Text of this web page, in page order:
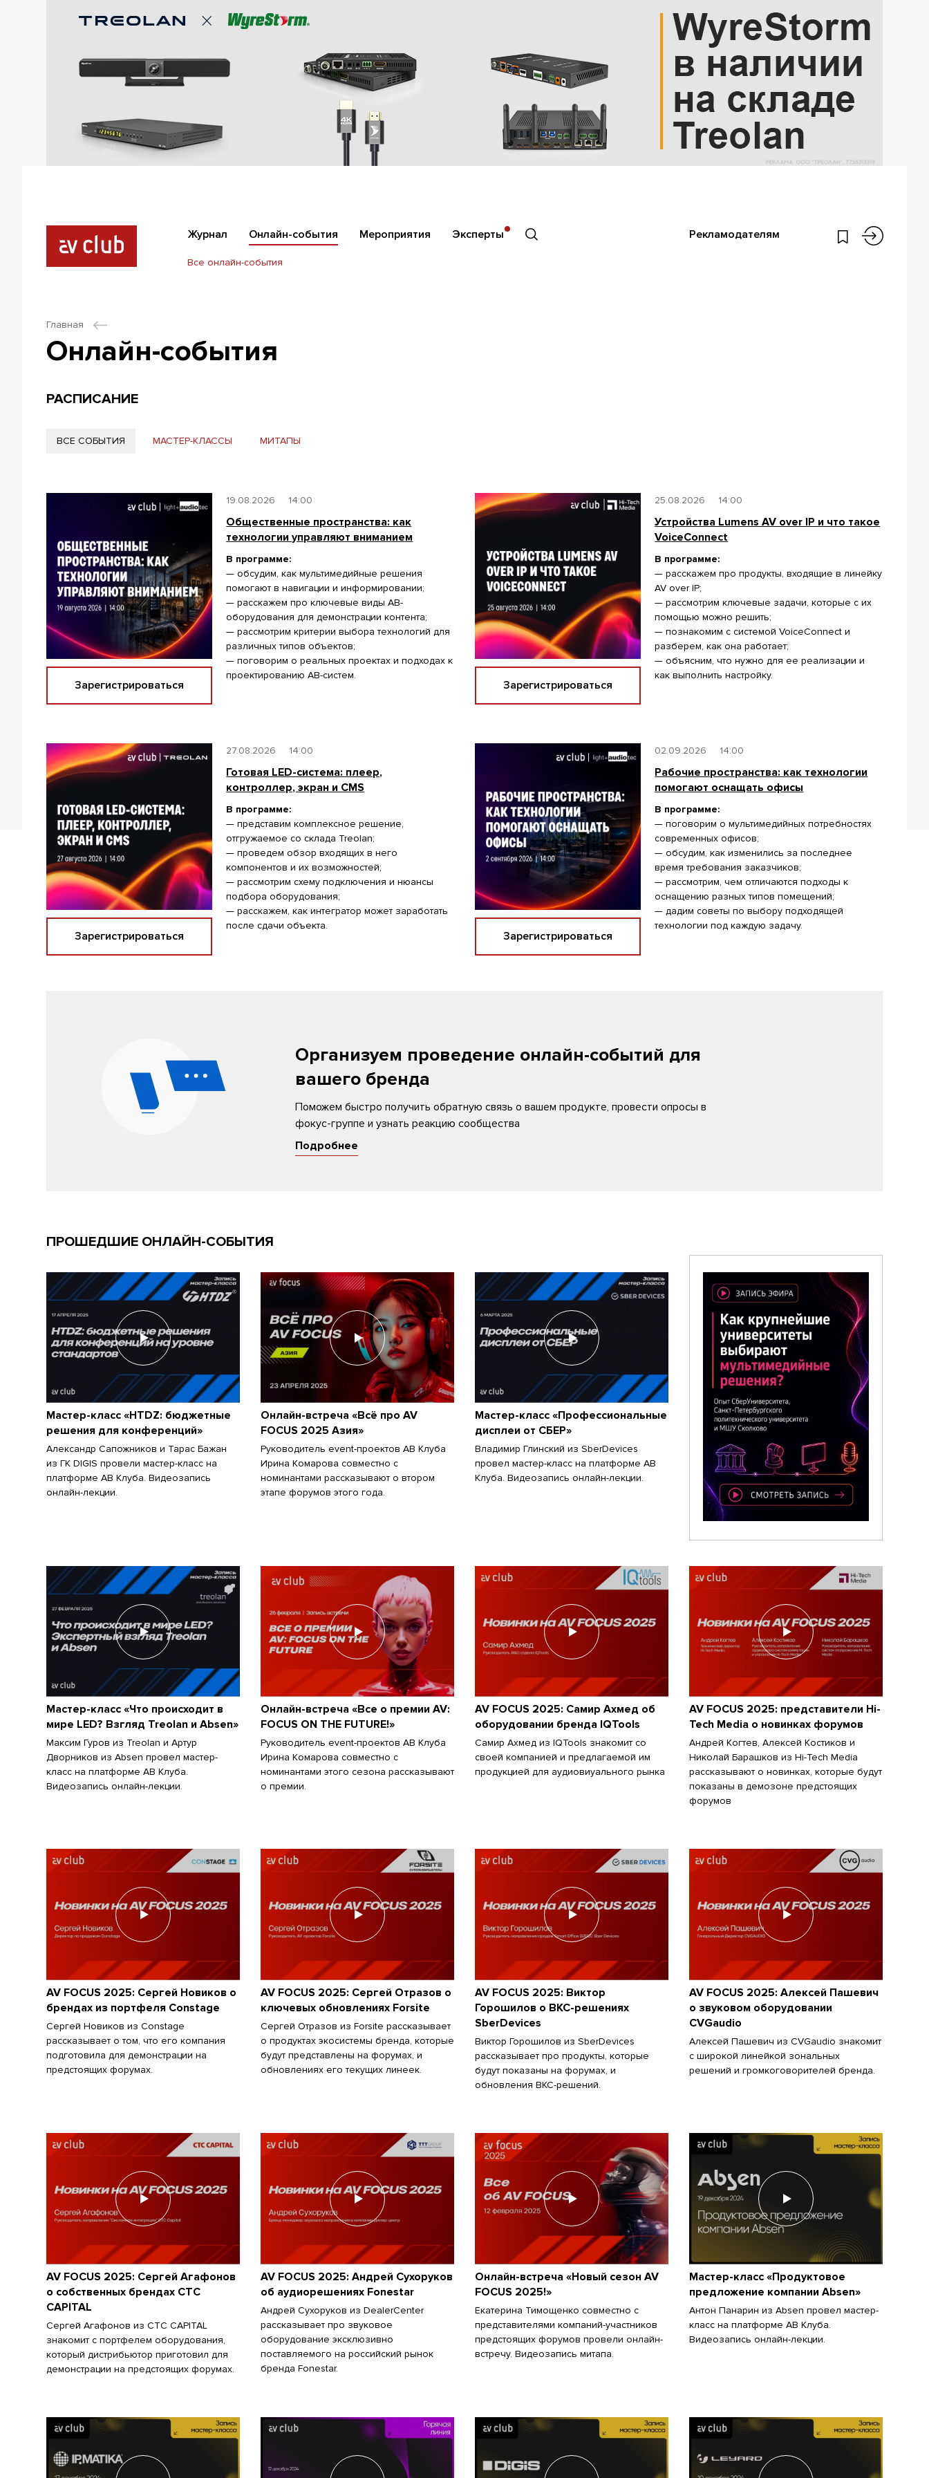
Журнал Онлайн-события Мероприятия Эксперты Рекламодателям
Все онлайн-события
Главная
Онлайн-события
РАСПИСАНИЕ
ВСЕ СОБЫТИЯ МАСТЕР-КЛАССЫ МИТАПЫ
Зарегистрироваться
19.08.2026 14:00
Общественные пространства: как
технологии управляют вниманием
В программе:
— обсудим, как мультимедийные решения
помогают в навигации и информировании;
— расскажем про ключевые виды АВ-
оборудования для демонстрации контента;
— рассмотрим критерии выбора технологий для
различных типов объектов;
— поговорим о реальных проектах и подходах к
проектированию АВ-систем.
Зарегистрироваться
25.08.2026 14:00
Устройства Lumens AV over IP и что такое
VoiceConnect
В программе:
— расскажем про продукты, входящие в линейку
AV over IP;
— рассмотрим ключевые задачи, которые с их
помощью можно решить;
— познакомим с системой VoiceConnect и
разберем, как она работает;
— объясним, что нужно для ее реализации и
как выполнить настройку.
Зарегистрироваться
27.08.2026 14:00
Готовая LED-система: плеер,
контроллер, экран и CMS
В программе:
— представим комплексное решение,
отгружаемое со склада Treolan;
— проведем обзор входящих в него
компонентов и их возможностей;
— рассмотрим схему подключения и нюансы
подбора оборудования;
— расскажем, как интегратор может заработать
после сдачи объекта.
Зарегистрироваться
02.09.2026 14:00
Рабочие пространства: как технологии
помогают оснащать офисы
В программе:
— поговорим о мультимедийных потребностях
современных офисов;
— обсудим, как изменились за последнее
время требования заказчиков;
— рассмотрим, чем отличаются подходы к
оснащению разных типов помещений;
— дадим советы по выбору подходящей
технологии под каждую задачу.
Организуем проведение онлайн-событий для
вашего бренда
Поможем быстро получить обратную связь о вашем продукте, провести опросы в
фокус-группе и узнать реакцию сообщества
Подробнее
ПРОШЕДШИЕ ОНЛАЙН-СОБЫТИЯ
Мастер-класс «HTDZ: бюджетные
решения для конференций»
Александр Сапожников и Тарас Бажан
из ГК DIGIS провели мастер-класс на
платформе АВ Клуба. Видеозапись
онлайн-лекции.
Онлайн-встреча «Всё про AV
FOCUS 2025 Азия»
Руководитель event-проектов АВ Клуба
Ирина Комарова совместно с
номинантами рассказывают о втором
этапе форумов этого года.
Мастер-класс «Профессиональные
дисплеи от СБЕР»
Владимир Глинский из SberDevices
провел мастер-класс на платформе АВ
Клуба. Видеозапись онлайн-лекции.
Мастер-класс «Что происходит в
мире LED? Взгляд Treolan и Absen»
Максим Гуров из Treolan и Артур
Дворников из Аbsen провел мастер-
класс на платформе АВ Клуба.
Видеозапись онлайн-лекции.
Онлайн-встреча «Все о премии AV:
FOCUS ON THE FUTURE!»
Руководитель event-проектов АВ Клуба
Ирина Комарова совместно с
номинантами этого сезона рассказывают
о премии.
AV FOCUS 2025: Самир Ахмед об
оборудовании бренда IQTools
Самир Ахмед из IQTools знакомит со
своей компанией и предлагаемой им
продукцией для аудиовиуального рынка
AV FOCUS 2025: представители Hi-
Tech Media о новинках форумов
Андрей Когтев, Алексей Костиков и
Николай Барашков из Hi-Tech Media
рассказывают о новинках, которые будут
показаны в демозоне предстоящих
форумов
AV FOCUS 2025: Сергей Новиков о
брендах из портфеля Constage
Сергей Новиков из Constage
рассказывает о том, что его компания
подготовила для демонстрации на
предстоящих форумах.
AV FOCUS 2025: Сергей Отразов о
ключевых обновлениях Forsite
Сергей Отразов из Forsite рассказывает
о продуктах экосистемы бренда, которые
будут представлены на форумах, и
обновлениях его текущих линеек.
AV FOCUS 2025: Виктор
Горошилов о ВКС-решениях
SberDevices
Виктор Горошилов из SberDevices
рассказывает про продукты, которые
будут показаны на форумах, и
обновления ВКС-решений.
AV FOCUS 2025: Алексей Пашевич
о звуковом оборудовании
CVGaudio
Алексей Пашевич из CVGaudio знакомит
с широкой линейкой зональных
решений и громкоговорителей бренда.
AV FOCUS 2025: Сергей Агафонов
о собственных брендах CTC
CAPITAL
Сергей Агафонов из CTC CAPITAL
знакомит с портфелем оборудования,
который дистрибьютор приготовил для
демонстрации на предстоящих форумах.
AV FOCUS 2025: Андрей Сухоруков
об аудиорешениях Fonestar
Андрей Сухоруков из DealerCenter
рассказывает про звуковое
оборудование эксклюзивно
поставляемого на российский рынок
бренда Fonestar.
Онлайн-встреча «Новый сезон AV
FOCUS 2025!»
Екатерина Тимощенко совместно с
представителями компаний-участников
предстоящих форумов провели онлайн-
встречу. Видеозапись митапа.
Мастер-класс «Продуктовое
предложение компании Absen»
Антон Панарин из Аbsen провел мастер-
класс на платформе АВ Клуба.
Видеозапись онлайн-лекции.